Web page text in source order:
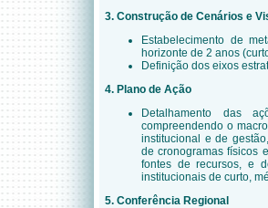
3. Construção de Cenários e
Estabelecimento de
horizonte de 2 anos
Definição dos eixos
4. Plano de Ação
Detalhamento das
compreendendo o
institucional e de
de cronogramas físicos
fontes de recursos, e
institucionais de curto,
5. Conferência Regional